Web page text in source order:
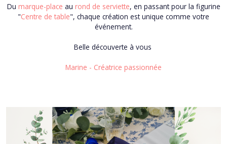
Du marque-place au rond de serviette, en passant pour la figurine
"Centre de table", chaque création est unique comme votre
événement.
Belle découverte à vous
Marine - Créatrice passionnée